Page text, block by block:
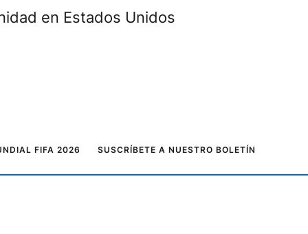
en Estados Unidos
FIFA 2026 SUSCRÍBETE A NUESTRO BOLETÍN